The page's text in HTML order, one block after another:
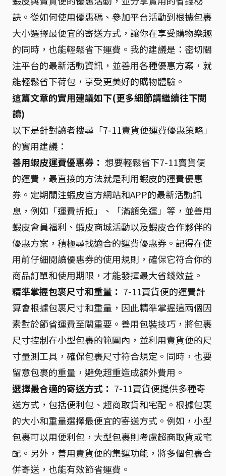
訣。從如何使用優惠碼、參加平台活動到根據包裹
大小選擇最便宜的寄送方式，讓你在享受購物樂趣
的同時，也能輕鬆省下運費。我的建議是：密切關
注平台的最新活動資訊，並善用各種優惠方案，就
能輕鬆省下荷包，享受更美好的購物體驗。
這篇文章的實用建議如下(更多細節請繼續往下閱
讀)
以下是針對讀者搜尋「7-11賣貨便運費優惠策略」
的實用建議：
善用蝦皮運費優惠券： 想要輕鬆省下7-11賣貨便
的運費，最直接的方法就是利用蝦皮的運費優惠
券。定期關注蝦皮官方網站和APP的最新活動訊
息，例如「運費折抵」、「滿額免運」等，並善用
蝦皮會員福利、蝦皮商城活動以及蝦皮合作夥伴的
優惠方案，積極尋找適合的運費優惠券。記得在使
用前仔細閱讀優惠券的使用規則，確保它符合你的
商品訂單和使用期限，才能發揮最大省錢效益。
精準掌握包裹尺寸和重量： 7-11賣貨便的運費計
算會根據包裹尺寸和重量，因此精準掌握這兩個因
素對於節省運費至關重要。善用包裝技巧，將包裹
尺寸控制在小型包裹的範圍內，並利用賣貨便的尺
寸量測工具，確保包裹尺寸符合規定。同時，也要
留意包裹的重量，避免超重造成額外費用。
選擇最合適的寄送方式： 7-11賣貨便提供多種寄
送方式，包括便利包、超商取貨和宅配。根據包裹
的大小和重量選擇最便宜的寄送方式。例如，小型
包裹可以用便利包，大型包裹則考慮超商取貨或宅
配。另外，善用賣貨便的集運功能，將多個包裹合
併寄送，也能有效節省運費。